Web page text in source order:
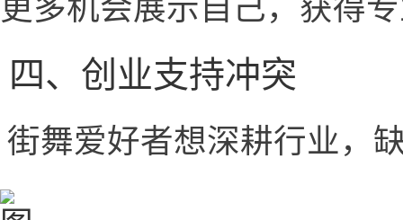
更多机会展示自己，获得
四、创业支持冲突
街舞爱好者想深耕行业，